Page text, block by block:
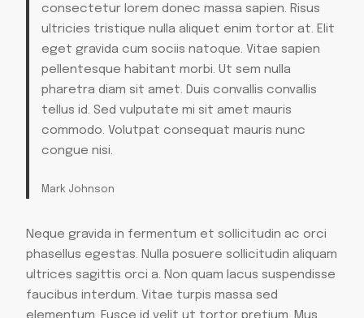
consectetur lorem donec massa sapien. Risus
ultricies tristique nulla aliquet enim tortor at. Elit
eget gravida cum sociis natoque. Vitae sapien
pellentesque habitant morbi. Ut sem nulla
pharetra diam sit amet. Duis convallis convallis
tellus id. Sed vulputate mi sit amet mauris
commodo. Volutpat consequat mauris nunc
congue nisi.
Mark Johnson
Neque gravida in fermentum et sollicitudin ac orci
phasellus egestas. Nulla posuere sollicitudin aliquam
ultrices sagittis orci a. Non quam lacus suspendisse
faucibus interdum. Vitae turpis massa sed